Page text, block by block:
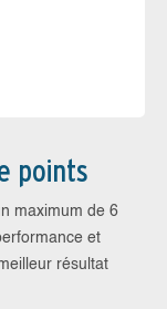
points
maximum de 6
et
résultat